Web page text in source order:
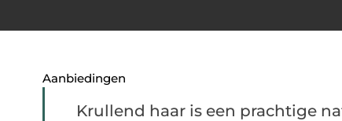
Aanbiedingen
Krullend haar is een prachtige